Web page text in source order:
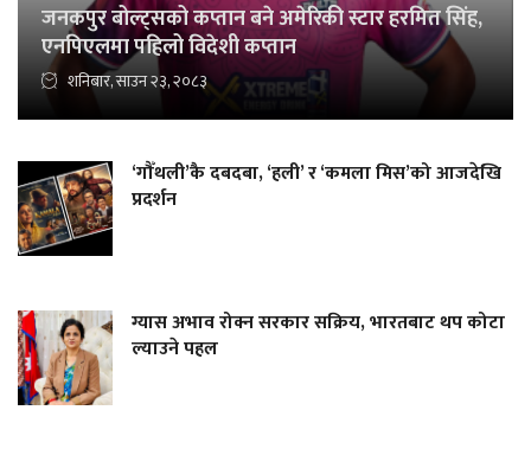
जनकपुर बोल्ट्सको कप्तान बने अमेरिकी स्टार हरमित सिंह,
एनपिएलमा पहिलो विदेशी कप्तान
शनिबार, साउन २३, २०८३
‘गौँथली’कै दबदबा, ‘हली’ र ‘कमला मिस’को आजदेखि
प्रदर्शन
ग्यास अभाव रोक्न सरकार सक्रिय, भारतबाट थप कोटा
ल्याउने पहल